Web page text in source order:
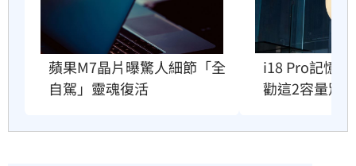
蘋果M7晶片曝驚人細節「全
自駕」靈魂復活
i18 Pro記憶
勸這2容量別買